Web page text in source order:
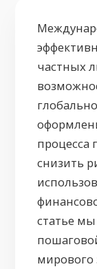
частных
процесса
снизить
статье